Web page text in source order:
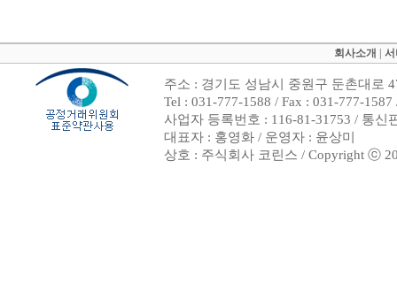
회사소개
주소 : 경기도 성남시 중원구 둔촌대로
Tel : 031-777-1588 / Fax : 031-777-
사업자 등록번호 : 116-81-31753 / 통신
대표자 : 홍영화 / 운영자 : 윤상미
상호 : 주식회사 코린스 / Copyright ⓒ